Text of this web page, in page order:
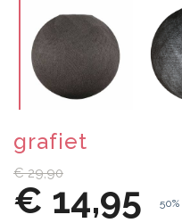
grafiet
€ 29,90
€ 14,95 50%